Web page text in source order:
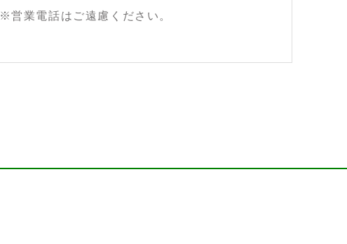
※営業電話はご遠慮ください。